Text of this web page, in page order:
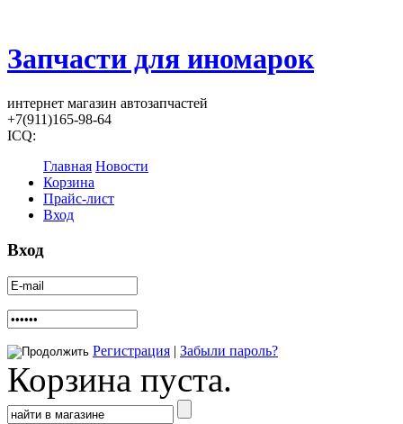
Запчасти для иномарок
интернет магазин автозапчастей
+7(911)165-98-64
ICQ:
Главная Новости
Корзина
Прайс-лист
Вход
Вход
Регистрация | Забыли пароль?
Корзина пуста.